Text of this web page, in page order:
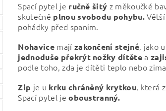
Spací pytel je ručně šitý z měkoučké
skutečně plnou svobodu pohybu.
pohádky před spaním.
Nohavicemají zakončení stejné, jako
jednoduše překrýt nožky dítětea
podle toho, zda je dítěti teplo nebo
Zip je u krku chráněný krytkou, která
Spací pytel je oboustranný.